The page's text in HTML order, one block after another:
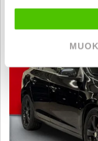
6 kk korotonta ja